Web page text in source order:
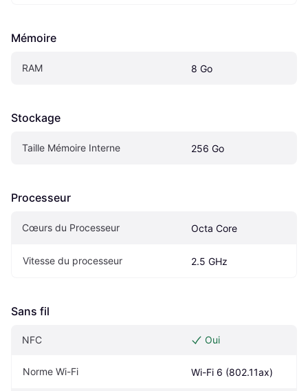
Mémoire
RAM 8 Go
Stockage
Taille Mémoire Interne 256 Go
Processeur
Cœurs du Processeur Octa Core
Vitesse du processeur 2.5 GHz
Sans fil
NFC Oui
Norme Wi-Fi Wi-Fi 6 (802.11ax)